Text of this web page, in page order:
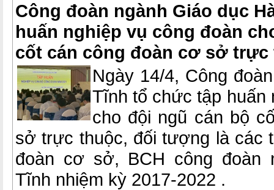
Công đoàn ngành Giáo dục
huấn nghiệp vụ công đoàn
cốt cán công đoàn cơ sở trực
Ngày 14/4, Công
Tĩnh tổ chức tập huấn
cho đội ngũ cán bộ
sở trực thuộc, đối tượng là các
đoàn cơ sở, BCH công đoàn
Tĩnh nhiệm kỳ 2017-2022 .